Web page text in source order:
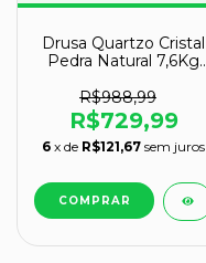
Drusa Quartzo Cristal
Pedra Natural 7,6Kg
R$988,99
R$729,99
6 x de R$121,67 sem juros